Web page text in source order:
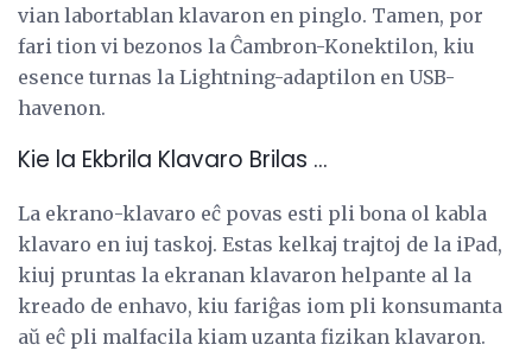
vian labortablan klavaron en pinglo. Tamen, por
fari tion vi bezonos la Ĉambron-Konektilon, kiu
esence turnas la Lightning-adaptilon en USB-
havenon.
Kie la Ekbrila Klavaro Brilas ...
La ekrano-klavaro eĉ povas esti pli bona ol kabla
klavaro en iuj taskoj. Estas kelkaj trajtoj de la iPad,
kiuj pruntas la ekranan klavaron helpante al la
kreado de enhavo, kiu fariĝas iom pli konsumanta
aŭ eĉ pli malfacila kiam uzanta fizikan klavaron.